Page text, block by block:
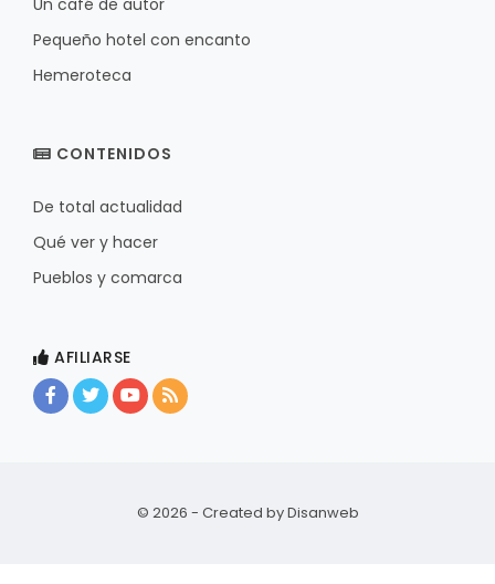
Pequeño hotel con encanto
Hemeroteca
CONTENIDOS
De total actualidad
Qué ver y hacer
Pueblos y comarca
AFILIARSE
© 2026 - Created byDisanweb